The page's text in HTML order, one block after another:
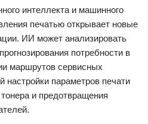
интеллекта и машинного
печатью открывает новые
ИИ может анализировать
потребности в
маршрутов сервисных
настройки параметров печати
и предотвращения